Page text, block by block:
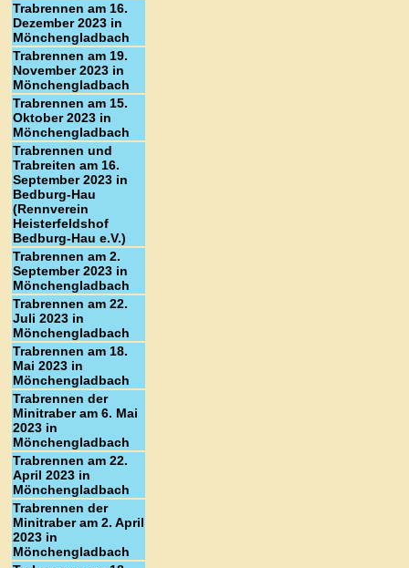
Trabrennen am 16.
Dezember 2023 in
Mönchengladbach
Trabrennen am 19.
November 2023 in
Mönchengladbach
Trabrennen am 15.
Oktober 2023 in
Mönchengladbach
Trabrennen und
Trabreiten am 16.
September 2023 in
Bedburg-Hau
(Rennverein
Heisterfeldshof
Bedburg-Hau e.V.)
Trabrennen am 2.
September 2023 in
Mönchengladbach
Trabrennen am 22.
Juli 2023 in
Mönchengladbach
Trabrennen am 18.
Mai 2023 in
Mönchengladbach
Trabrennen der
Minitraber am 6. Mai
2023 in
Mönchengladbach
Trabrennen am 22.
April 2023 in
Mönchengladbach
Trabrennen der
Minitraber am 2. April
2023 in
Mönchengladbach